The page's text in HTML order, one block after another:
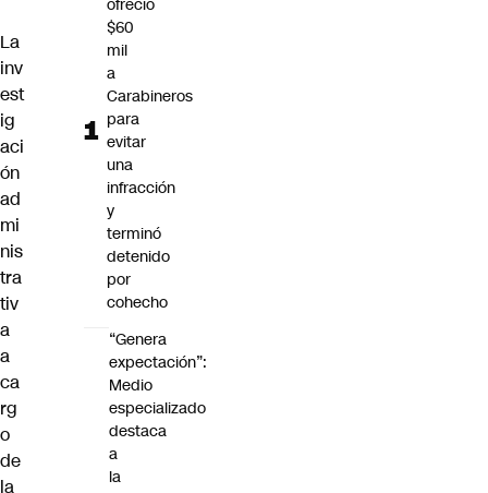
La
inv
est
ig
aci
ón
ad
mi
nis
tra
tiv
a
a
ca
rg
o
de
la
ofreció
$60
mil
a
Carabineros
para
evitar
una
infracción
y
terminó
detenido
por
cohecho
“Genera
expectación”:
Medio
especializado
destaca
a
la